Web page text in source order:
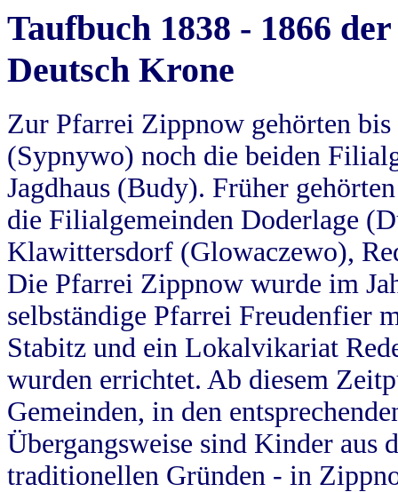
Taufbuch 1838 - 1866
Deutsch Krone
Zur Pfarrei Zippnow gehörten
(Sypnywo) noch die beiden
Jagdhaus (Budy). Früher
die Filialgemeinden Doderlage
Klawittersdorf (Glowaczewo),
Die Pfarrei Zippnow wurde im
selbständige Pfarrei Freudenfier
Stabitz und ein Lokalvikariat
wurden errichtet. Ab diesem
Gemeinden, in den
Übergangsweise sind Kinder aus
traditionellen Gründen - in